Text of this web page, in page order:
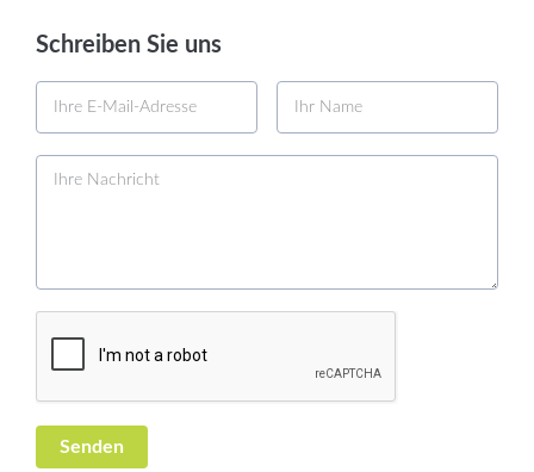
Schreiben Sie uns